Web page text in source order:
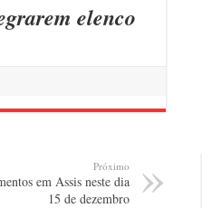
elenco
Próximo
em Assis neste dia
15 de dezembro